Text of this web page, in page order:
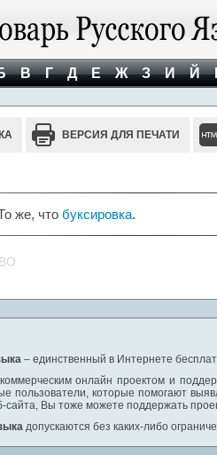
В Г Д Е Ж З И Й
ВЕРСИЯ ДЛЯ ПЕЧАТИ
же, что буксировка.
– единственный в Интернете
онлайн проектом и
пользователи, которые помогают
сайта, Вы тоже можете поддержать
допускаются без каких-либо